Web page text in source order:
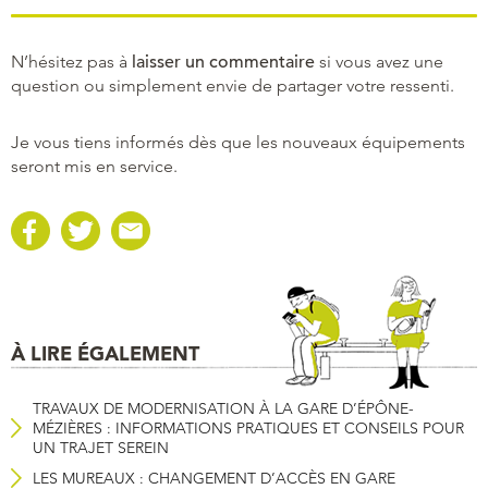
N’hésitez pas à laisser un commentaire si vous avez une
question ou simplement envie de partager votre ressenti.
Je vous tiens informés dès que les nouveaux équipements
seront mis en service.
À LIRE ÉGALEMENT
TRAVAUX DE MODERNISATION À LA GARE D’ÉPÔNE-
MÉZIÈRES : INFORMATIONS PRATIQUES ET CONSEILS POUR
UN TRAJET SEREIN
LES MUREAUX : CHANGEMENT D’ACCÈS EN GARE